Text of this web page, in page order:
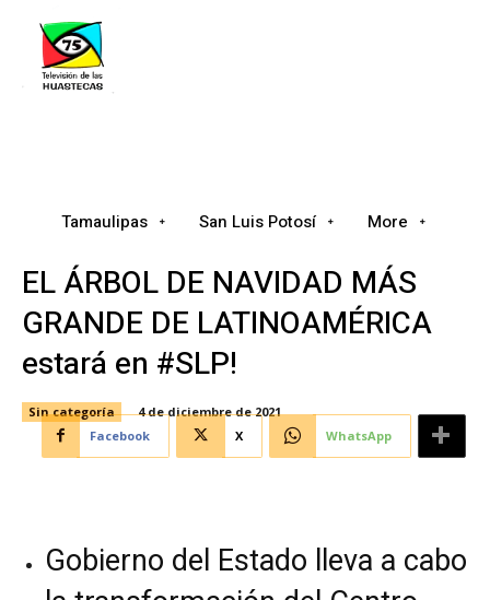
Tamaulipas San Luis Potosí More
EL ÁRBOL DE NAVIDAD MÁS
GRANDE DE LATINOAMÉRICA
estará en #SLP!
Sin categoría
4 de diciembre de 2021
Facebook
X WhatsApp
Gobierno del Estado lleva a cabo